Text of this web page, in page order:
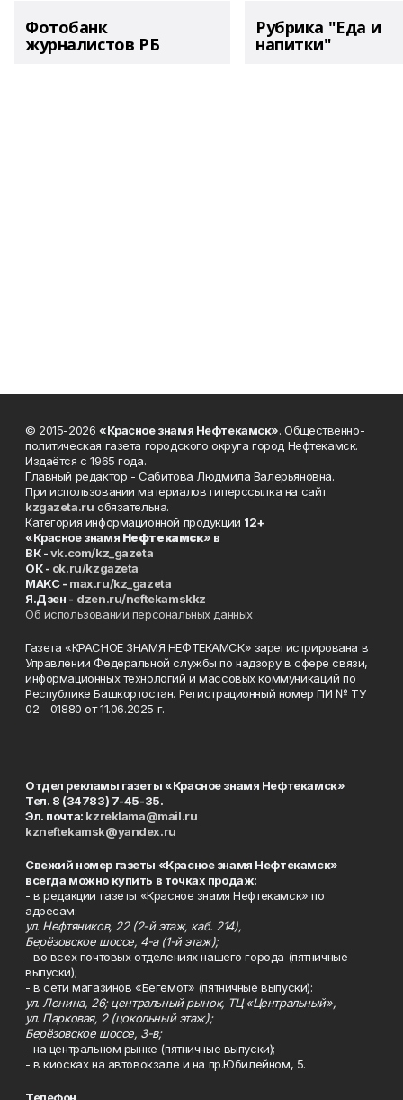
Фотобанк
журналистов РБ
Рубрика "Еда и
напитки"
© 2015-2026 «Красное знамя Нефтекамск». Общественно-
политическая газета городского округа город Нефтекамск.
Издаётся с 1965 года.
Главный редактор - Сабитова Людмила Валерьяновна.
При использовании материалов гиперссылка на сайт
kzgazeta.ru обязательна.
Категория информационной продукции 12+
«Красное знамя Нефтекамск» в
ВК -vk.com/kz_gazeta
ОК - ok.ru/kzgazeta
MAKC - max.ru/kz_gazeta
Я.Дзен - dzen.ru/neftekamskkz
Об использовании персональных данных
Газета «КРАСНОЕ ЗНАМЯ НЕФТЕКАМСК» зарегистрирована в
Управлении Федеральной службы по надзору в сфере связи,
информационных технологий и массовых коммуникаций по
Республике Башкортостан. Регистрационный номер ПИ № ТУ
02 - 01880 от 11.06.2025 г.
Отдел рекламы газеты «Красное знамя Нефтекамск»
Тел. 8 (34783) 7-45-35.
Эл. почта: kzreklama@mail.ru
kzneftekamsk@yandex.ru
Свежий номер газеты «Красное знамя Нефтекамск»
всегда можно купить в точках продаж:
- в редакции газеты «Красное знамя Нефтекамск» по
адресам:
ул. Нефтяников, 22 (2-й этаж, каб. 214),
Берёзовское шоссе, 4-а (1-й этаж);
- во всех почтовых отделениях нашего города (пятничные
выпуски);
- в сети магазинов «Бегемот» (пятничные выпуски):
ул. Ленина, 26; центральный рынок, ТЦ «Центральный»,
ул. Парковая, 2 (цокольный этаж);
Берёзовское шоссе, 3-в;
- на центральном рынке (пятничные выпуски);
- в киосках на автовокзале и на пр.Юбилейном, 5.
Телефон